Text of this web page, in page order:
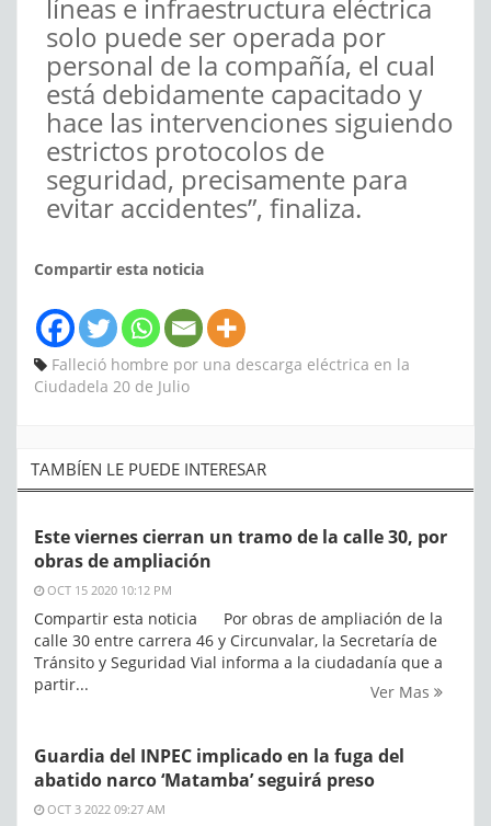
líneas e infraestructura eléctrica
solo puede ser operada por
personal de la compañía, el cual
está debidamente capacitado y
hace las intervenciones siguiendo
estrictos protocolos de
seguridad, precisamente para
evitar accidentes”, finaliza.
Compartir esta noticia
Falleció hombre por una descarga eléctrica en la
Ciudadela 20 de Julio
TAMBÍEN LE PUEDE INTERESAR
Este viernes cierran un tramo de la calle 30, por
obras de ampliación
OCT 15 2020 10:12 PM
Compartir esta noticia Por obras de ampliación de la
calle 30 entre carrera 46 y Circunvalar, la Secretaría de
Tránsito y Seguridad Vial informa a la ciudadanía que a
partir...
Ver Mas
Guardia del INPEC implicado en la fuga del
abatido narco ‘Matamba’ seguirá preso
OCT 3 2022 09:27 AM